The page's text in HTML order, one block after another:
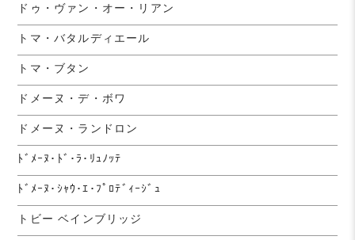
ドゥ・ヴァン・オー・リアン
トマ・バタルディエール
トマ・ブタン
ドメーヌ・デ・ボワ
ドメーヌ・ランドロン
ﾄﾞﾒｰﾇ･ﾄﾞ･ﾗ･ﾘｭﾉｯﾃ
ﾄﾞﾒｰﾇ･ｼｬｳ･ｴ･ﾌﾟﾛﾃﾞｨｰｼﾞｭ
トビー ベインブリッジ